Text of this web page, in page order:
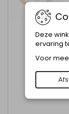
Deze
ervaring
Voor